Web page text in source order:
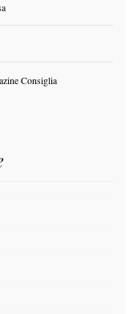
Consiglia